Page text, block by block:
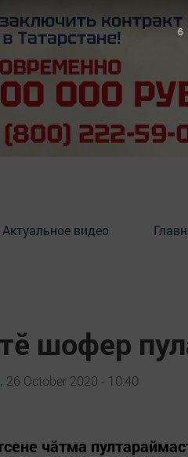
Актуальное видео
шофер
26 October 2020 - 10:40
чӑтма
5